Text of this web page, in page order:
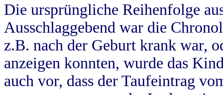
Die ursprüngliche Reihenfolge
Ausschlaggebend war die
z.B. nach der Geburt krank war,
anzeigen konnten, wurde das
auch vor, dass der Taufeintrag